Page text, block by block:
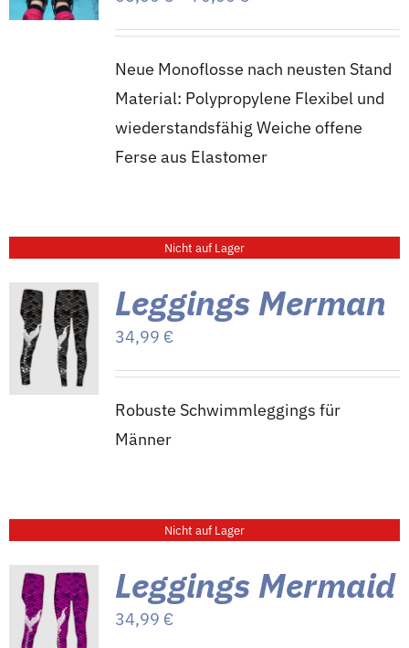
Kontakt
65,00 €
Neue Monoflosse nach neusten Stand
Material: Polypropylene Flexibel und
wiederstandsfähig Weiche offene
Ferse aus Elastomer
Nicht auf Lager
Leggings Merman
34,99 €
Robuste Schwimmleggings für
Männer
Nicht auf Lager
Leggings Mermaid
34,99 €